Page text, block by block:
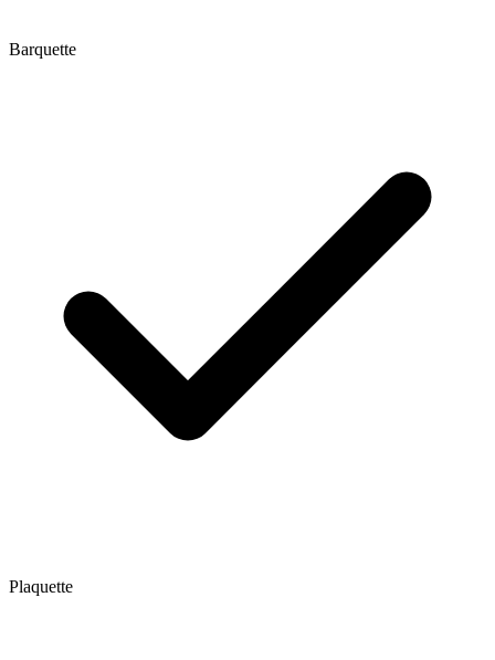
Barquette
Plaquette